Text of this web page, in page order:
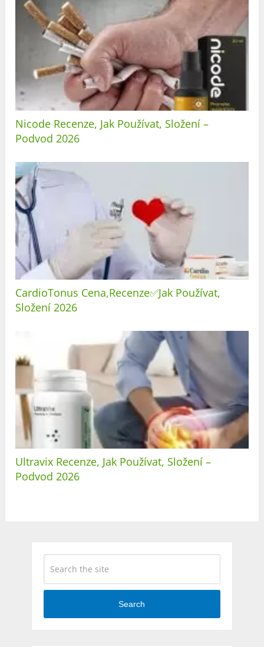
Nicode Recenze, Jak Používat, Složení –
Podvod 2026
CardioTonus Cena,Recenze✅Jak Používat,
Složení 2026
Ultravix Recenze, Jak Používat, Složení –
Podvod 2026
Search